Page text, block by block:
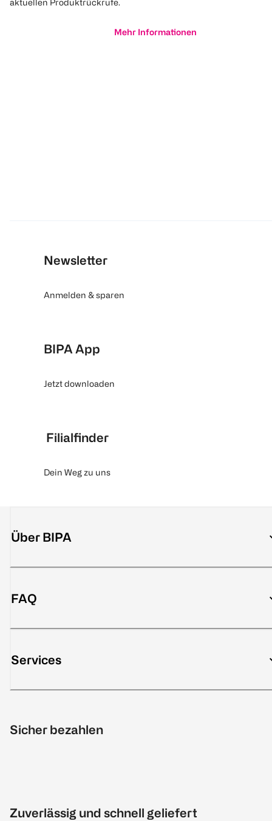
aktuellen Produktrückrufe.
Mehr Informationen
Newsletter
Anmelden & sparen
BIPA App
Jetzt downloaden
Filialfinder
Dein Weg zu uns
Über BIPA
FAQ
Services
Sicher bezahlen
Zuverlässig und schnell geliefert